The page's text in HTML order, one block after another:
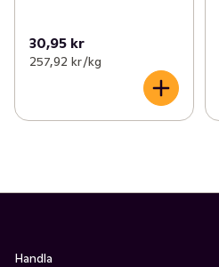
30,95 kr
257,92 kr /kg
Handla